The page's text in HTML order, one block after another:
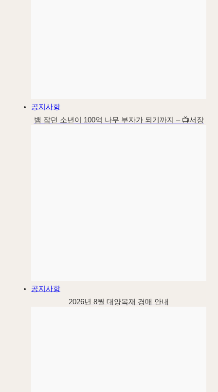
공지사항
뱀 잡던 소년이 100억 나무 부자가 되기까지 – 📺서장
공지사항
2026년 8월 대양목재 경매 안내